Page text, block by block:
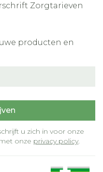
Zorgtarieven
producten en
u zich in voor onze
onze privacy policy.